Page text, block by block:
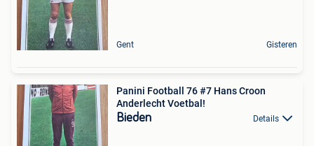
Gent Gisteren
Panini Football 76 #7 Hans Croon
Anderlecht Voetbal!
Bieden Details